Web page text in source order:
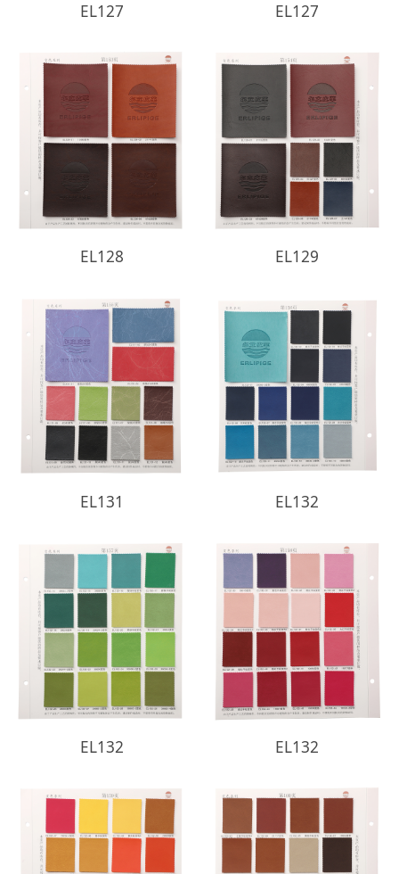
EL127 EL127
EL128 EL129
EL131 EL132
EL132 EL132